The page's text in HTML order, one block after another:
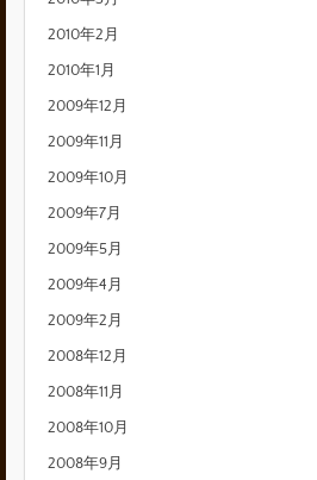
2010年2月
2010年1月
2009年12月
2009年11月
2009年10月
2009年7月
2009年5月
2009年4月
2009年2月
2008年12月
2008年11月
2008年10月
2008年9月